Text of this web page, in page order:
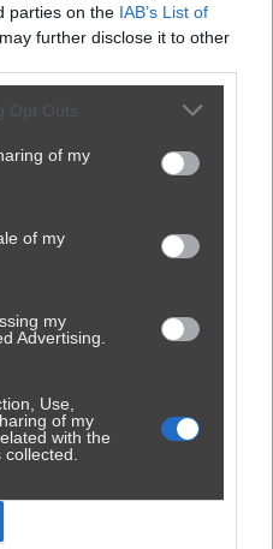
parties on the IAB’s List of
further disclose it to other
Opt Outs
of my
of my
my
Advertising.
Use,
of my
with the